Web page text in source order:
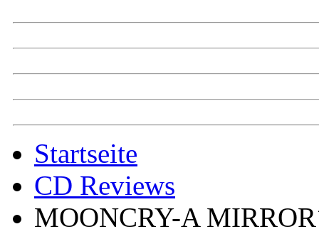
Startseite
CD Reviews
MOONCRY-A